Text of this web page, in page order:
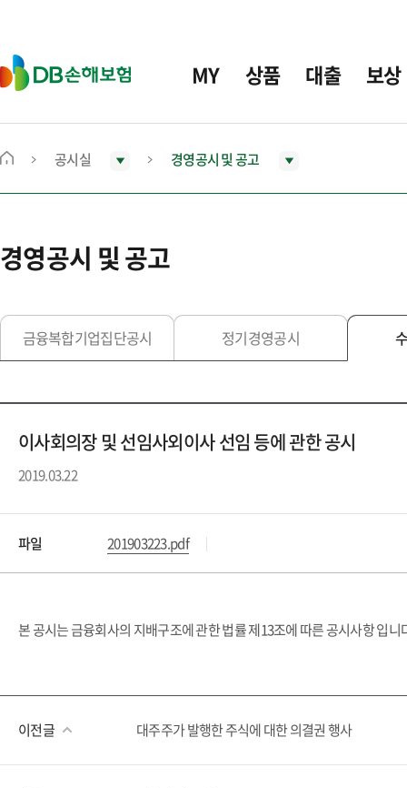
D
B
보
MY 상품 대출 보상
메
으
로
동
공시실 경영공시 및 공고
경영공시 및 공고
금융복합기업집단공시 정기경영공시
이사회의장 및 선임사외이사 선임 등에 관한 공시
2019.03.22
파일 201903223.pdf
본 공시는 금융회사의 지배구조에 관한 법률 제13조에 따른 공시사항 입니
이전글 대주주가 발행한 주식에 대한 의결권 행사